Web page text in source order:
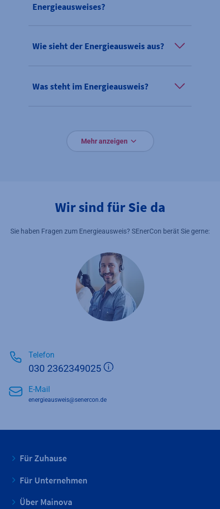
Energieausweises?
Wie sieht der Energieausweis aus?
Was steht im Energieausweis?
Mehr anzeigen
Wir sind für Sie da
Sie haben Fragen zum Energieausweis? SEnerCon berät Sie gerne:
Telefon
030 2362349025
E-Mail
energieausweis@senercon.de
Für Zuhause
Für Unternehmen
Über Mainova